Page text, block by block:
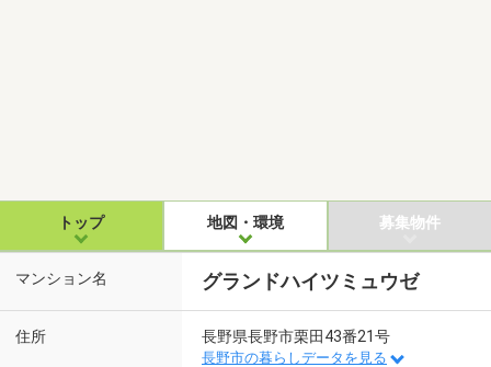
トップ 地図・環境 募集物件
マンション名 グランドハイツミュウゼ
住所 長野県長野市栗田43番21号
長野市の暮らしデータを見る